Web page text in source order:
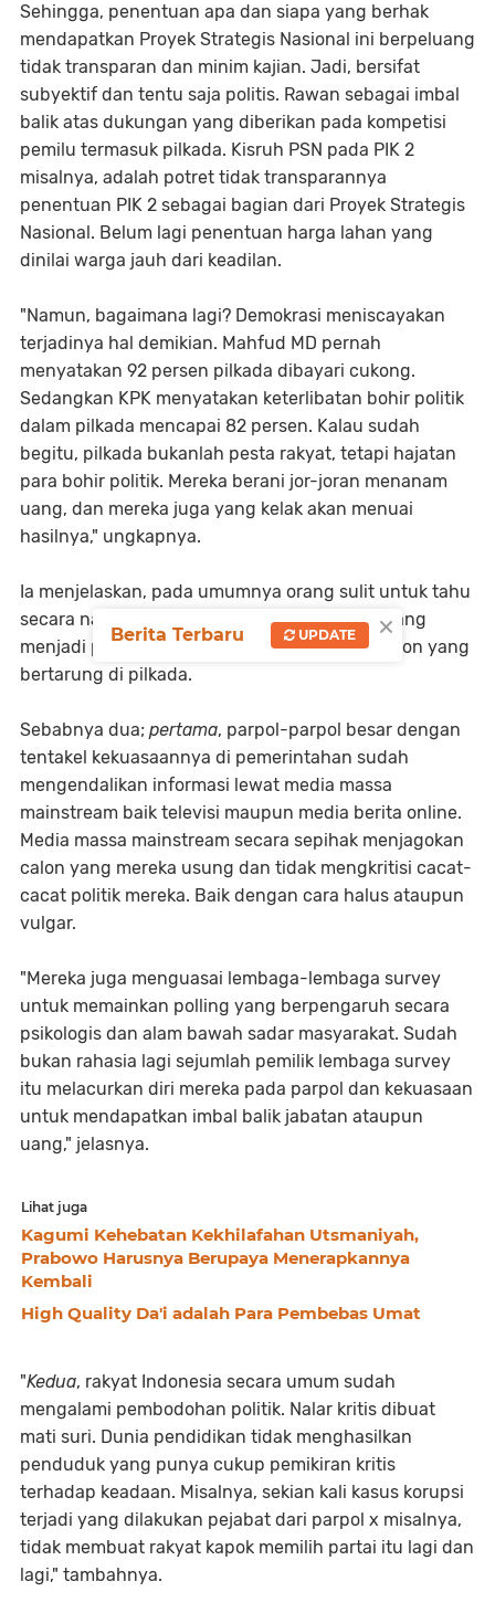
Sehingga, penentuan apa dan siapa yang berhak
mendapatkan Proyek Strategis Nasional ini berpeluang
tidak transparan dan minim kajian. Jadi, bersifat
subyektif dan tentu saja politis. Rawan sebagai imbal
balik atas dukungan yang diberikan pada kompetisi
pemilu termasuk pilkada. Kisruh PSN pada PIK 2
misalnya, adalah potret tidak transparannya
penentuan PIK 2 sebagai bagian dari Proyek Strategis
Nasional. Belum lagi penentuan harga lahan yang
dinilai warga jauh dari keadilan.
"Namun, bagaimana lagi? Demokrasi meniscayakan
terjadinya hal demikian. Mahfud MD pernah
menyatakan 92 persen pilkada dibayari cukong.
Sedangkan KPK menyatakan keterlibatan bohir politik
dalam pilkada mencapai 82 persen. Kalau sudah
begitu, pilkada bukanlah pesta rakyat, tetapi hajatan
para bohir politik. Mereka berani jor-joran menanam
uang, dan mereka juga yang kelak akan menuai
hasilnya," ungkapnya.
Ia menjelaskan, pada umumnya orang sulit untuk tahu
secara nalar sehat latar belakang dan siapa yang
menjadi pendukung dan pemodal paslon-paslon yang
bertarung di pilkada.
Sebabnya dua; pertama, parpol-parpol besar dengan
tentakel kekuasaannya di pemerintahan sudah
mengendalikan informasi lewat media massa
mainstream baik televisi maupun media berita online.
Media massa mainstream secara sepihak menjagokan
calon yang mereka usung dan tidak mengkritisi cacat-
cacat politik mereka. Baik dengan cara halus ataupun
vulgar.
"Mereka juga menguasai lembaga-lembaga survey
untuk memainkan polling yang berpengaruh secara
psikologis dan alam bawah sadar masyarakat. Sudah
bukan rahasia lagi sejumlah pemilik lembaga survey
itu melacurkan diri mereka pada parpol dan kekuasaan
untuk mendapatkan imbal balik jabatan ataupun
uang," jelasnya.
Lihat juga
Kagumi Kehebatan Kekhilafahan Utsmaniyah,
Prabowo Harusnya Berupaya Menerapkannya
Kembali
High Quality Da'i adalah Para Pembebas Umat
"Kedua, rakyat Indonesia secara umum sudah
mengalami pembodohan politik. Nalar kritis dibuat
mati suri. Dunia pendidikan tidak menghasilkan
penduduk yang punya cukup pemikiran kritis
terhadap keadaan. Misalnya, sekian kali kasus korupsi
terjadi yang dilakukan pejabat dari parpol x misalnya,
tidak membuat rakyat kapok memilih partai itu lagi dan
lagi," tambahnya.
×
Berita Terbaru UPDATE